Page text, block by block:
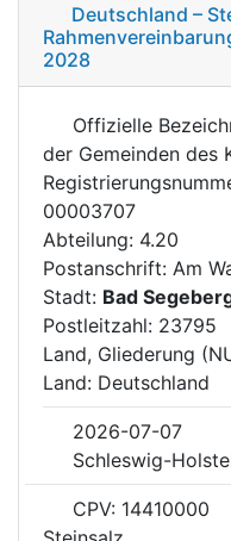
Deutschland –
2028
Offizielle
der Gemeinden des
00003707
Abteilung: 4.20
Postanschrift: Am
Stadt: Bad
Postleitzahl: 23795
Land, Gliederung
Land: Deutschland
2026-07-07
Schleswig-
CPV: 14410000